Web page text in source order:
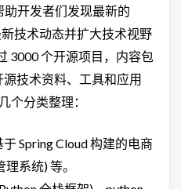
开发者们发现最新的
技术动态并扩大技术视野
3000 个开源项目，内容包
技术资料、工具和应用
个分类整理：
Spring Cloud 构建的电商
系统) 等。